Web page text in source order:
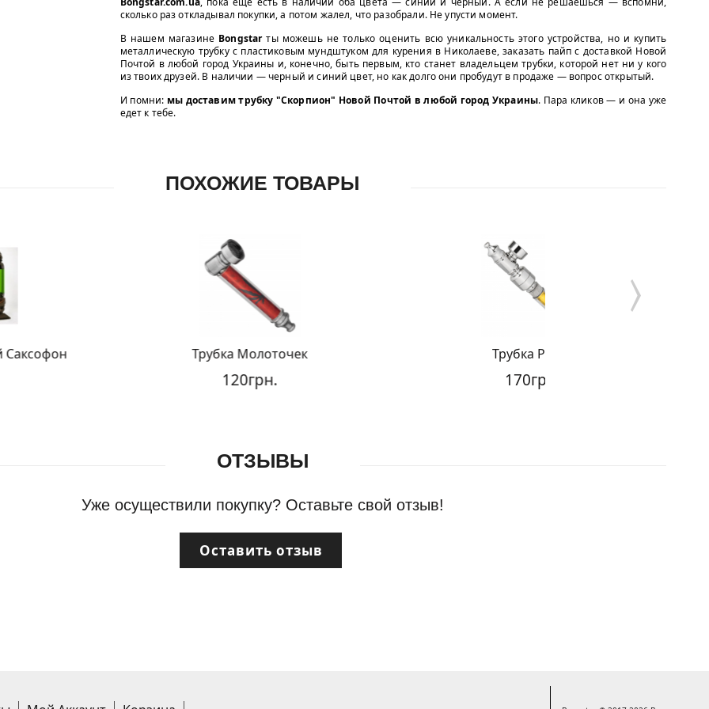
сколько раз откладывал покупки, а потом жалел, что разобрали. Не упусти момент.
В нашем магазине Bongstarты можешь не только оценить всю уникальность этого устройства, но и купить
металлическую трубку с пластиковым мундштуком для курения в Николаеве, заказать пайп с доставкой Новой
Почтой в любой город Украины и, конечно, быть первым, кто станет владельцем трубки, которой нет ни у кого
из твоих друзей. В наличии — черный и синий цвет, но как долго они пробудут в продаже — вопрос открытый.
И помни: мы доставим трубку "Скорпион" Новой Почтой в любой город Украины. Пара кликов — и она уже
едет к тебе.
ПОХОЖИЕ ТОВАРЫ
Трубка Молоточек Трубка Ручка
ОТЗЫВЫ
Уже осуществили покупку? Оставьте свой отзыв!
Оставить отзыв